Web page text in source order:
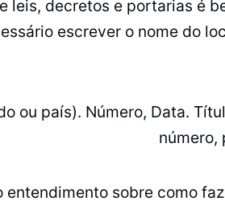
leis, decretos e portarias é
escrever o nome do
ou país). Número, Data.
número,
entendimento sobre como